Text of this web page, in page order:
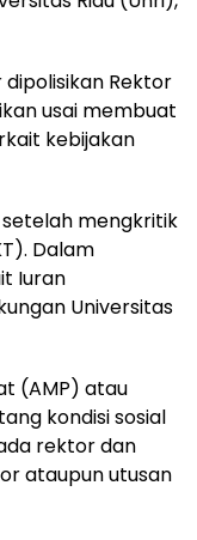
dipolisikan Rektor
usai membuat
kebijakan
mengkritik
Dalam
Iuran
Universitas
(AMP) atau
kondisi sosial
rektor dan
ataupun utusan